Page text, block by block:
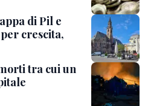
di Pil e
crescita,
tra cui un